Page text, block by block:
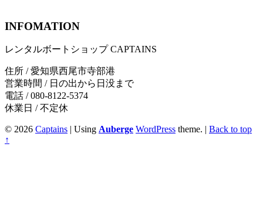
INFOMATION
レンタルボートショップ CAPTAINS
住所 / 愛知県西尾市寺部港
営業時間 / 日の出から日没まで
電話 / 080-8122-5374
休業日 / 不定休
© 2026 Captains | Using Auberge WordPress theme. | Back to top
↑